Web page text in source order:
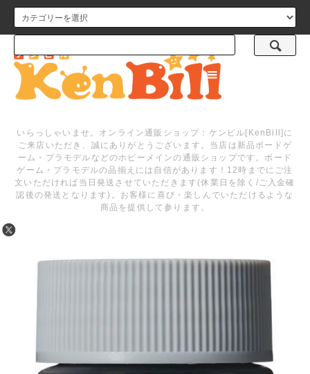
メニュー
いらっしゃいませ。オンライン通販ショップ：ケンビル[KenBill]に
ご来店いただき、誠にありがとうございます。当店は新品ボードゲ
ーム・プラモデルなどのホビーメインの通販ショップです。ボード
ゲーム・プラモデルの品揃えには自信があります！12時までにご注
文いただければ当日発送させていただきます(休業日を除く/ご入金確
認後の発送となります)。お客様に喜び・楽しんでいただけるような
商品を提供して参ります。